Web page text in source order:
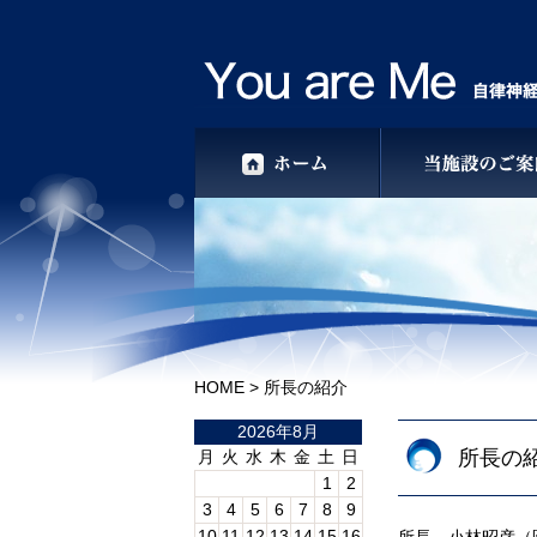
HOME > 所長の紹介
所長の
2026年8月
月
火 水 木 金 土 日
1
2
3
4 5 6 7 8
9